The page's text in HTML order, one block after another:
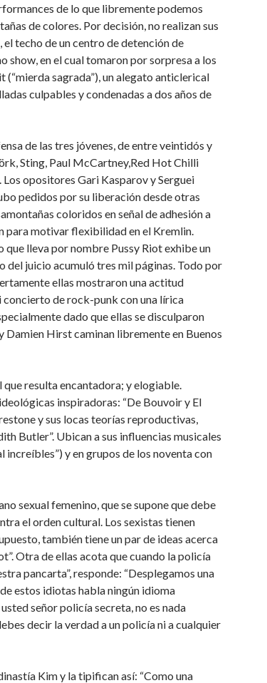
de lo que libremente podemos
de colores. Por decisión, no realizan sus
techo de un centro de detención de
en el cual tomaron por sorpresa a los
sagrada”), un alegato anticlerical
culpables y condenadas a dos años de
de las tres jóvenes, de entre veintidós y
Sting, Paul McCartney,Red Hot Chilli
opositores Gari Kasparov y Serguei
pedidos por su liberación desde otras
coloridos en señal de adhesión a
para motivar flexibilidad en el Kremlin.
que lleva por nombre Pussy Riot exhibe un
del juicio acumuló tres mil páginas. Todo por
ellas mostraron una actitud
concierto de rock-punk con una lírica
dado que ellas se disculparon
Damien Hirst caminan libremente en Buenos
resulta encantadora; y elogiable.
inspiradoras: “De Bouvoir y El
y sus locas teorías reproductivas,
Butler”. Ubican a sus influencias musicales
increíbles”) y en grupos de los noventa con
sexual femenino, que se supone que debe
el orden cultural. Los sexistas tienen
también tiene un par de ideas acerca
Otra de ellas acota que cuando la policía
pancarta”, responde: “Desplegamos una
estos idiotas habla ningún idioma
señor policía secreta, no es nada
decir la verdad a un policía ni a cualquier
Kim y la tipifican así: “Como una